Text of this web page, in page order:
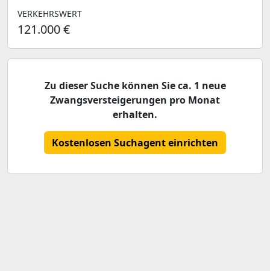
VERKEHRSWERT
121.000 €
Zu dieser Suche können Sie ca. 1 neue
Zwangsversteigerungen pro Monat
erhalten.
Kostenlosen Suchagent einrichten